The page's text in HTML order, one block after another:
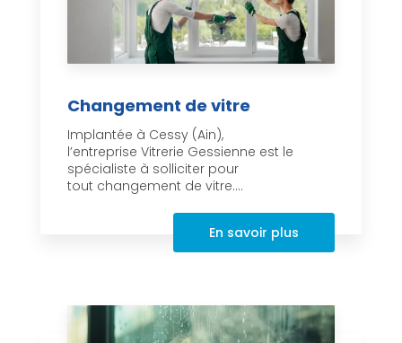
Changement de vitre
Implantée à Cessy (Ain),
l’entreprise Vitrerie Gessienne est le
spécialiste à solliciter pour
tout changement de vitre....
En savoir plus